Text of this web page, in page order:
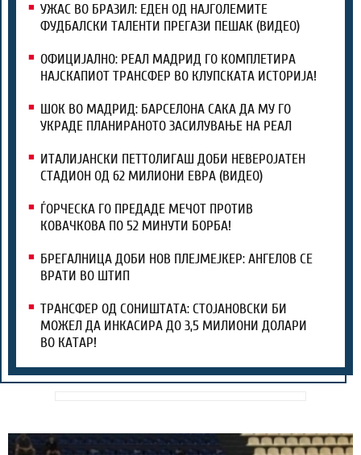
УЖАС ВО БРАЗИЛ: ЕДЕН ОД НАЈГОЛЕМИТЕ
ФУДБАЛСКИ ТАЛЕНТИ ПРЕГАЗИ ПЕШАК (ВИДЕО)
ОФИЦИЈАЛНО: РЕАЛ МАДРИД ГО КОМПЛЕТИРА
НАЈСКАПИОТ ТРАНСФЕР ВО КЛУПСКАТА ИСТОРИЈА!
ШОК ВО МАДРИД: БАРСЕЛОНА САКА ДА МУ ГО
УКРАДЕ ПЛАНИРАНОТО ЗАСИЛУВАЊЕ НА РЕАЛ
ИТАЛИЈАНСКИ ПЕТТОЛИГАШ ДОБИ НЕВЕРОЈАТЕН
СТАДИОН ОД 62 МИЛИОНИ ЕВРА (ВИДЕО)
ЃОРЧЕСКА ГО ПРЕДАДЕ МЕЧОТ ПРОТИВ
КОВАЧКОВА ПО 52 МИНУТИ БОРБА!
БРЕГАЛНИЦА ДОБИ НОВ ПЛЕЈМЕЈКЕР: АНГЕЛОВ СЕ
ВРАТИ ВО ШТИП
ТРАНСФЕР ОД СОНИШТАТА: СТОЈАНОВСКИ БИ
МОЖЕЛ ДА ИНКАСИРА ДО 3,5 МИЛИОНИ ДОЛАРИ
ВО КАТАР!